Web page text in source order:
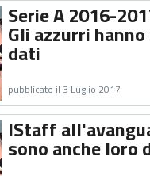
Serie A 2016-
Gli azzurri
dati
pubblicato il 3 Luglio 2017
IStaff
sono anche loro